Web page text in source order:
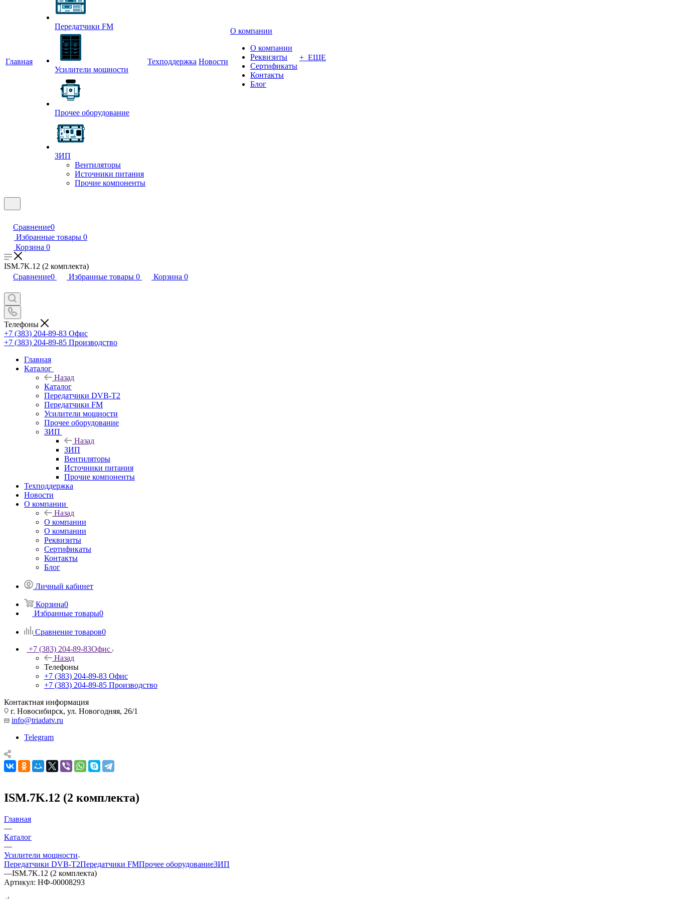
Главная
Передатчики FM
Усилители мощности
Прочее оборудование
ЗИП
Вентиляторы
Источники питания
Прочие компоненты
Техподдержка Новости
О компании
О компании
Реквизиты
Сертификаты
Контакты
Блог
+ ЕЩЕ
Сравнение0
Избранные товары 0
Корзина 0
ISM.7K.12 (2 комплекта)
Сравнение0 Избранные товары 0 Корзина 0
Телефоны
+7 (383) 204-89-83 Офис
+7 (383) 204-89-85 Производство
Главная
Каталог
Назад
Каталог
Передатчики DVB-T2
Передатчики FM
Усилители мощности
Прочее оборудование
ЗИП
Назад
ЗИП
Вентиляторы
Источники питания
Прочие компоненты
Техподдержка
Новости
О компании
Назад
О компании
О компании
Реквизиты
Сертификаты
Контакты
Блог
Личный кабинет
Корзина0
Избранные товары0
Сравнение товаров0
+7 (383) 204-89-83Офис
Назад
Телефоны
+7 (383) 204-89-83 Офис
+7 (383) 204-89-85 Производство
Контактная информация
г. Новосибирск, ул. Новогодняя, 26/1
info@triadatv.ru
Telegram
ISM.7K.12 (2 комплекта)
Главная
—
Каталог
—
Усилители мощности
Передатчики DVB-T2Передатчики FMПрочее оборудованиеЗИП
—ISM.7K.12 (2 комплекта)
Артикул: НФ-00008293